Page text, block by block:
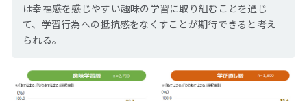
は幸福感を感じやすい趣味の学習に取り組むことを通じ
て、学習行為への抵抗感をなくすことが期待できると考え
られる。